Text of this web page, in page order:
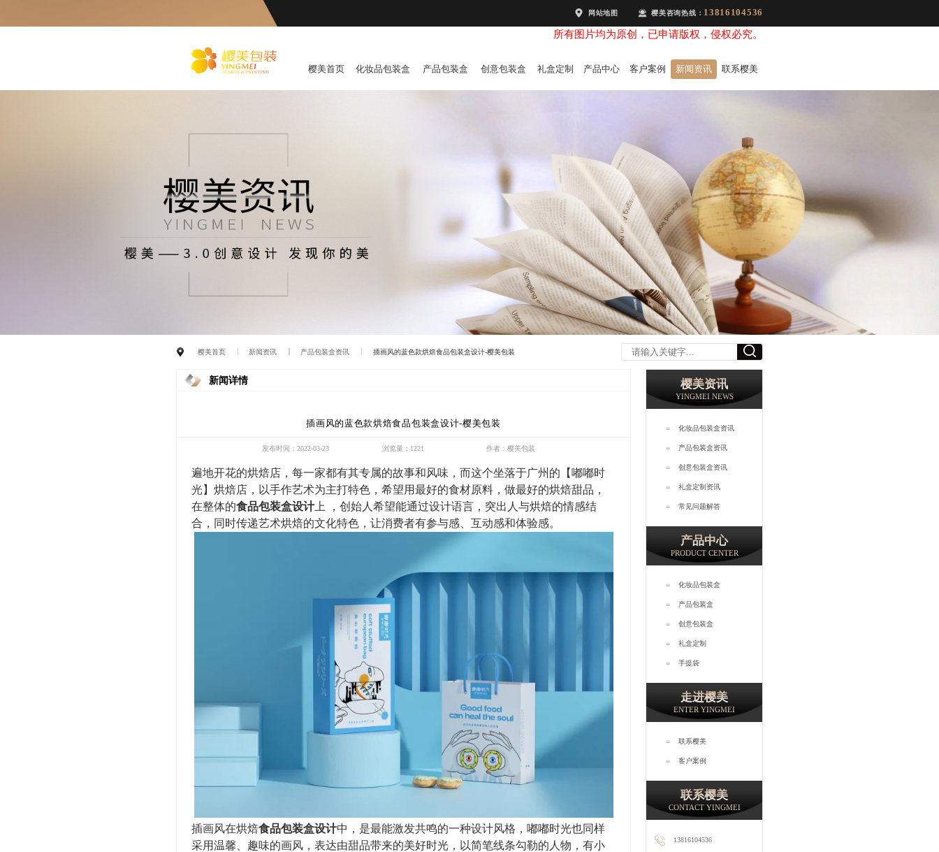
网站地图 樱美咨询热线： 13816104536
所有图片均为原创，已申请版权，侵权必究。
化
妆品包装盒工厂,高档包装
樱美首页 化妆品包装盒 产品包装盒 创意包装盒 礼盒定制 产品中心 客户案例 新闻资讯 联系樱美
樱美首页 新闻资讯 产品包装盒资讯 插画风的蓝色款烘焙食品包装盒设计-樱美包装
樱美资讯
YINGMEI NEWS
化妆品包装盒资讯
产品包装盒资讯
创意包装盒资讯
礼盒定制资讯
常见问题解答
产品中心
PRODUCT CENTER
化妆品包装盒
产品包装盒
创意包装盒
礼盒定制
手提袋
走进樱美
ENTER YINGMEI
联系樱美
客户案例
联系樱美
CONTACT YINGMEI
13816104536
新闻详情
插画风的蓝色款烘焙食品包装盒设计-樱美包装
发布时间：2022-03-23 浏览量：1221 作者：樱美包装
遍地开花的烘焙店，每一家都有其专属的故事和风味，而这个坐落于广州的【嘟嘟时
光】烘焙店，以手作艺术为主打特色，希望用最好的食材原料，做最好的烘焙甜品，
在整体的食品包装盒设计 上
，创始人希望能通过设计语言，突出人与烘焙的情感结
合，同时传递艺术烘焙的文化特色，让消费者有参与感、互动感和体验感。
插画风在烘焙食品包装盒设计中，是最能激发共鸣的一种设计风格，嘟嘟时光也同样
采用温馨、趣味的画风，表达由甜品带来的美好时光，以简笔线条勾勒的人物，有小